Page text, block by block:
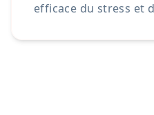
efficace du stress et